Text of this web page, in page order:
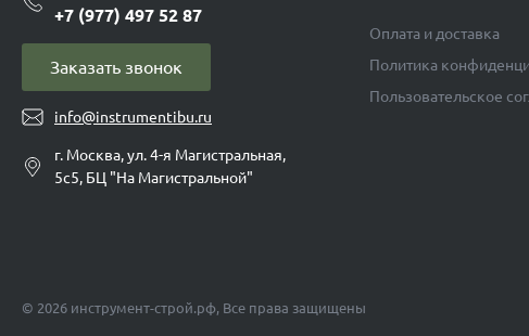
+7 (977) 497 52 87
Заказать звонок
info@instrumentibu.ru
г. Москва, ул. 4-я Магистральная,
5с5, БЦ "На Магистральной"
Оплата и доставка
Политика
Пользовательское
© 2026 инструмент-строй.рф, Все права защищены